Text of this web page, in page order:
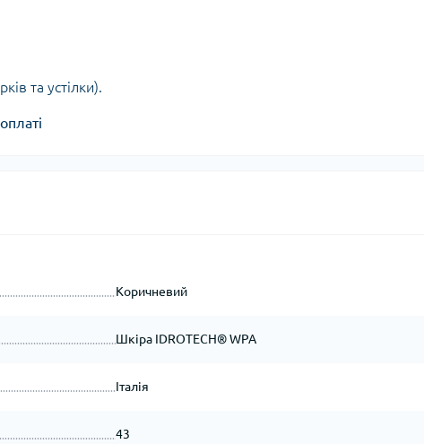
та устілки).
Коричневий
Шкіра IDROTECH® WPA
Італія
43